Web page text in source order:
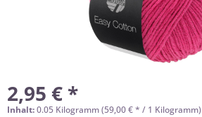
2,95 € *
Inhalt:0.05 Kilogramm (59,00 € * / 1 Kilogramm)